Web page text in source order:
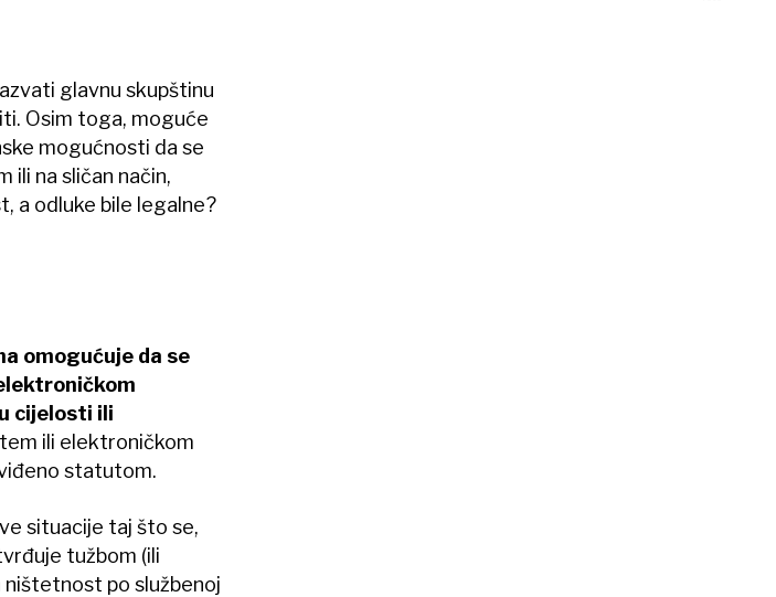
glavnu skupštinu
Osim toga, moguće
mogućnosti da se
ili na sličan način,
a odluke bile legalne?
omogućuje da se
cijelosti ili
ili elektroničkom
statutom.
situacije taj što se,
tužbom (ili
ništetnost po službenoj